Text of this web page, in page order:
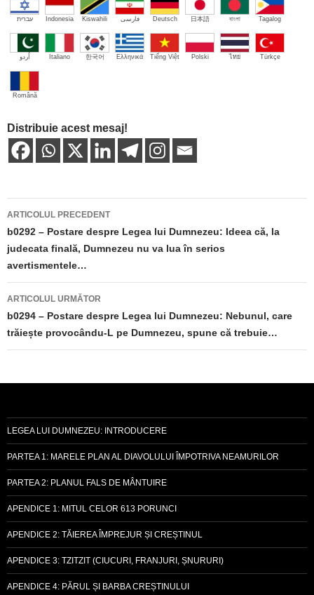
עברית Indonesia Kiswahili فارسی Deutsch 日本語 বাংলা Tagalog
اُردو Italiano 한국어 Ελληνικά Tiếng Việt Polski ไทย Türkçe
Română
Distribuie acest mesaj!
Navigare
în
articole
ARTICOLUL PRECEDENT
b0292 – Postare despre Legea lui Dumnezeu: Ideea că, la
judecata finală, Dumnezeu nu va lua în serios
avertismentele…
ARTICOLUL URMĂTOR
b0294 – Postare despre Legea lui Dumnezeu: Nebunul, care
trăiește provocându-L pe Dumnezeu, spune că trebuie…
LEGEA LUI DUMNEZEU: INTRODUCERE
PARTEA 1: MARELE PLAN AL DIAVOLULUI ÎMPOTRIVA NEAMURILOR
PARTEA 2: PLANUL FALS DE MÂNTUIRE
APENDICE 1: MITUL CELOR 613 PORUNCI
APENDICE 2: TĂIEREA ÎMPREJUR ȘI CREȘTINUL
APENDICE 3: TZITZIT (CIUCURI, FRANJURI, ȘNURURI)
APENDICE 4: PĂRUL ȘI BARBA CREȘTINULUI